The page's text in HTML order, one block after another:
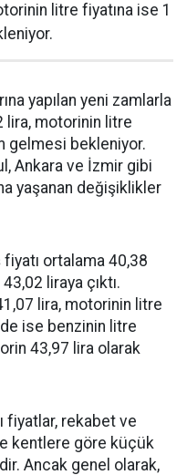
litre fiyatına ise 1
yapılan yeni zamlarla
lira, motorinin litre
gelmesi bekleniyor.
Ankara ve İzmir gibi
yaşanan değişiklikler
ortalama 40,38
liraya çıktı.
lira, motorinin litre
ise benzinin litre
43,97 lira olarak
fiyatlar, rekabet ve
kentlere göre küçük
Ancak genel olarak,